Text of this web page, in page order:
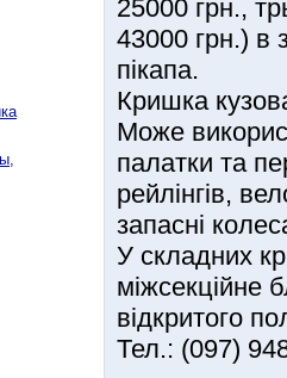
25000 грн.,
43000 грн.) в
пікапа.
Кришка
Може
палатки та
рейлінгів,
запасні
У складних
міжсекційне
відкритого
Тел.: (097)